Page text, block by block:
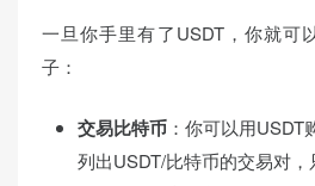
一旦你手里有了USDT，你就可
子：
交易比特币 ：你可以用
列出USDT/比特币的交易对